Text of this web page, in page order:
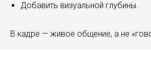
Добавить визуальной глубины.
В кадре — живое общение, а не